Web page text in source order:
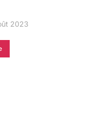
2023